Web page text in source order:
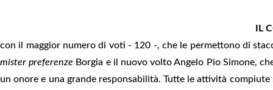
IL
con il maggior numero di voti - 120 -, che le permettono di
mister preferenze Borgia e il nuovo volto Angelo Pio Simone,
un onore e una grande responsabilità. Tutte le attività